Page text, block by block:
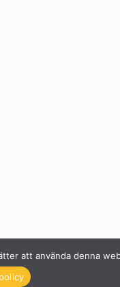
att använda denna